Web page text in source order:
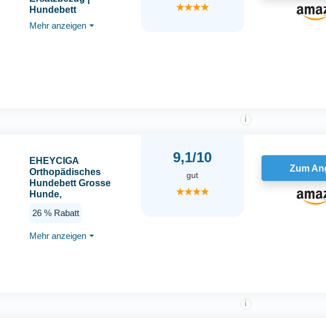
Hundebett
Wechselbezug |
hygienisch | Bezug auf
Mehr anzeigen ⏷
★★★★
EHEYCIGA
Orthopädisches
Hundebett Grosse
Hunde,
Memory Foam
Wasserdicht
26 % Rabatt
Mehr anzeigen ⏷
9,1/10
i
gut
★★★★
Zum
i